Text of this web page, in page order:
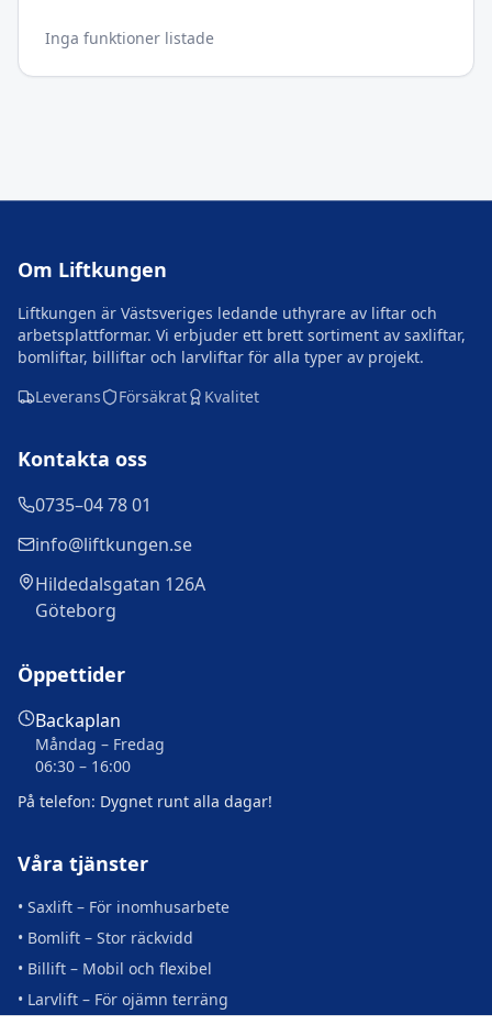
Inga funktioner listade
Om Liftkungen
Liftkungen är Västsveriges ledande uthyrare av liftar och
arbetsplattformar. Vi erbjuder ett brett sortiment av saxliftar,
bomliftar, billiftar och larvliftar för alla typer av projekt.
Leverans
Försäkrat Kvalitet
Kontakta oss
0735–04 78 01
info@liftkungen.se
Hildedalsgatan 126A
Göteborg
Öppettider
Backaplan
Måndag – Fredag
06:30 – 16:00
På telefon: Dygnet runt alla dagar!
Våra tjänster
• Saxlift – För inomhusarbete
• Bomlift – Stor räckvidd
• Billift – Mobil och flexibel
• Larvlift – För ojämn terräng